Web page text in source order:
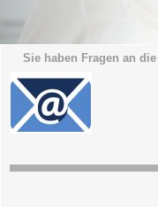
Sie haben Fragen an